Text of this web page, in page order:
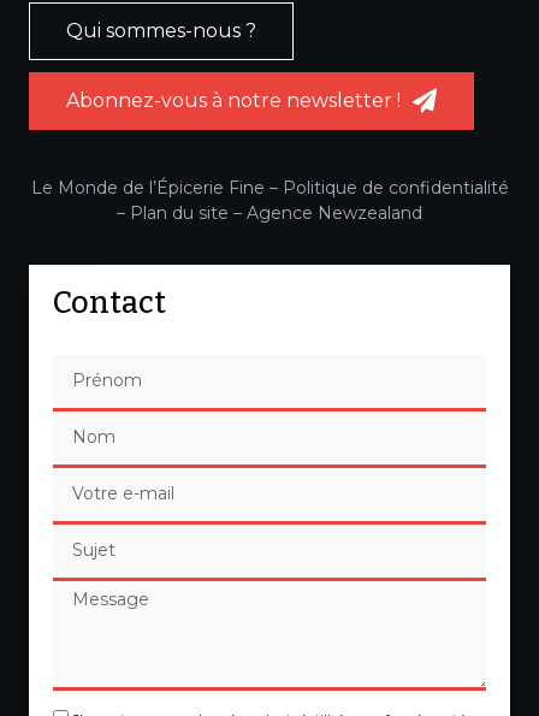
Qui sommes-nous ?
Abonnez-vous à notre newsletter !
Le Monde de l’Épicerie Fine – Politique de confidentialité
– Plan du site – Agence Newzealand
Contact